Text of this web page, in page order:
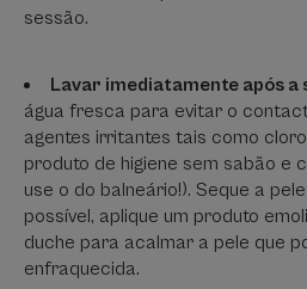
sessão.
Lavar imediatamente após a
água fresca para evitar o
agentes irritantes tais como
produto de higiene sem sabão e
use o do balneário!). Seque a
possível, aplique um produto
duche para acalmar a pele que
enfraquecida.